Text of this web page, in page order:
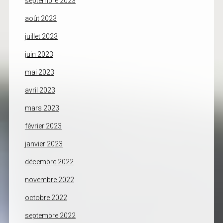
août 2023
juillet 2023
juin 2023
mai 2023
avril 2023
mars 2023
février 2023
janvier 2023
décembre 2022
novembre 2022
octobre 2022
septembre 2022